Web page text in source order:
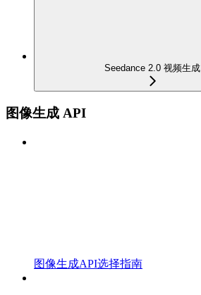
Seedance 2.0 视频生成
图像生成 API
图像生成API选择指南